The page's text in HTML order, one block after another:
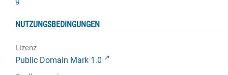
NUTZUNGSBEDINGUNGEN
Lizenz
Public Domain Mark 1.0